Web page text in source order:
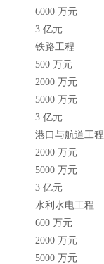
6000 万元
3 亿元
铁路工程
500 万元
2000 万元
5000 万元
3 亿元
港口与航道工程
2000 万元
5000 万元
3 亿元
水利水电工程
600 万元
2000 万元
5000 万元